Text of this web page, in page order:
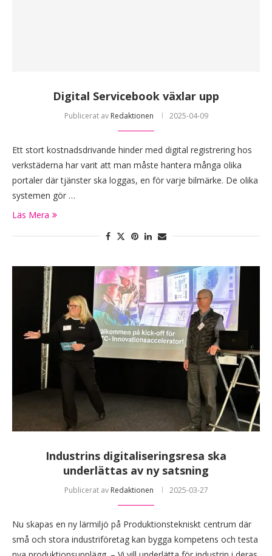
Digital Servicebook växlar upp
Publicerat av Redaktionen 2025-04-09
Ett stort kostnadsdrivande hinder med digital registrering hos
verkstäderna har varit att man måste hantera många olika
portaler där tjänster ska loggas, en för varje bilmärke. De olika
systemen gör …
Läs Mera
Industrins digitaliseringsresa ska
underlättas av ny satsning
Publicerat av Redaktionen 2025-03-27
Nu skapas en ny lärmiljö på Produktionstekniskt centrum där
små och stora industriföretag kan bygga kompetens och testa